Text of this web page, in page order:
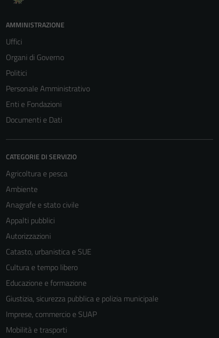
AMMINISTRAZIONE
Uffici
Organi di Governo
Politici
Personale Amministrativo
Enti e Fondazioni
Documenti e Dati
CATEGORIE DI SERVIZIO
Agricoltura e pesca
Ambiente
Anagrafe e stato civile
Appalti pubblici
Autorizzazioni
Catasto, urbanistica e SUE
Cultura e tempo libero
Educazione e formazione
Giustizia, sicurezza pubblica e polizia municipale
Imprese, commercio e SUAP
Mobilità e trasporti